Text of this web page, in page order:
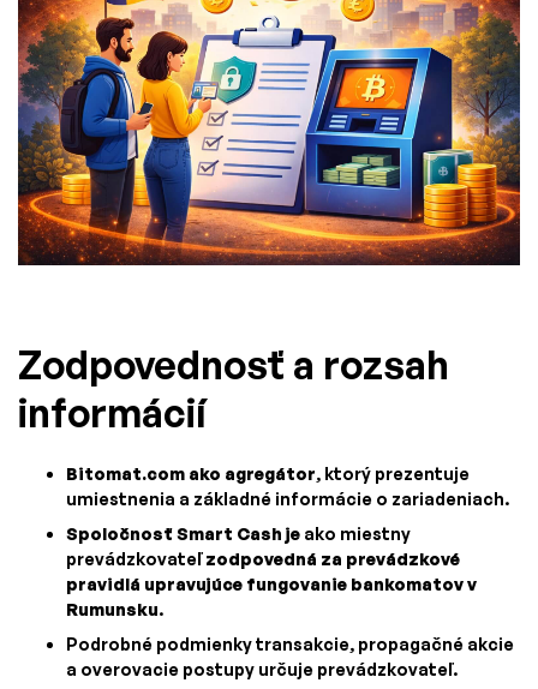
Zodpovednosť a rozsah
informácií
Bitomat.com ako agregátor, ktorý prezentuje
umiestnenia a základné informácie o zariadeniach.
Spoločnosť Smart Cash je ako miestny
prevádzkovateľzodpovedná za prevádzkové
pravidlá upravujúce fungovanie bankomatov v
Rumunsku.
Podrobné podmienky transakcie, propagačné akcie
a overovacie postupy určuje prevádzkovateľ.